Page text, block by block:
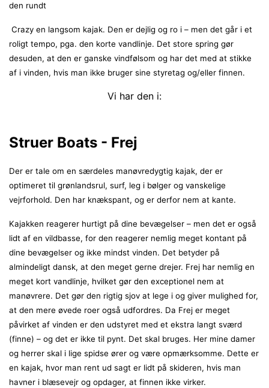
den rundt
Crazy en langsom kajak. Den er dejlig og ro i – men det går i et
roligt tempo, pga. den korte vandlinje. Det store spring gør
desuden, at den er ganske vindfølsom og har det med at stikke
af i vinden, hvis man ikke bruger sine styretag og/eller finnen.
Vi har den i:
Struer Boats - Frej
Der er tale om en særdeles manøvredygtig kajak, der er
optimeret til grønlandsrul, surf, leg i bølger og vanskelige
vejrforhold. Den har knækspant, og er derfor nem at kante.
Kajakken reagerer hurtigt på dine bevægelser – men det er også
lidt af en vildbasse, for den reagerer nemlig meget kontant på
dine bevægelser og ikke mindst vinden. Det betyder på
almindeligt dansk, at den meget gerne drejer. Frej har nemlig en
meget kort vandlinje, hvilket gør den exceptionel nem at
manøvrere. Det gør den rigtig sjov at lege i og giver mulighed for,
at den mere øvede roer også udfordres. Da Frej er meget
påvirket af vinden er den udstyret med et ekstra langt sværd
(finne) – og det er ikke til pynt. Det skal bruges. Her mine damer
og herrer skal i lige spidse ører og være opmærksomme. Dette er
en kajak, hvor man rent ud sagt er lidt på skideren, hvis man
havner i blæsevejr og opdager, at finnen ikke virker.